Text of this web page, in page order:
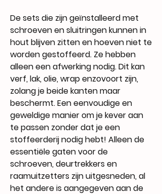
De sets die zijn geïnstalleerd met
schroeven en sluitringen kunnen in
hout blijven zitten en hoeven niet te
worden gestoffeerd. Ze hebben
alleen een afwerking nodig. Dit kan
verf, lak, olie, wrap enzovoort zijn,
zolang je beide kanten maar
beschermt. Een eenvoudige en
geweldige manier om je kever aan
te passen zonder dat je een
stoffeerderij nodig hebt! Alleen de
essentiële gaten voor de
schroeven, deurtrekkers en
raamuitzetters zijn uitgesneden, al
het andere is aangegeven aan de